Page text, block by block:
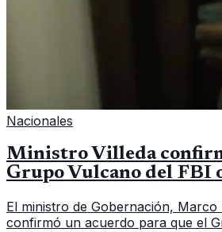
Nacionales
Ministro Villeda
Grupo Vulcano del FBI
El ministro de Gobernación, Marco
confirmó un acuerdo para que el